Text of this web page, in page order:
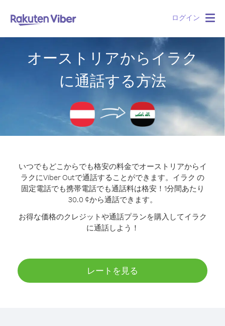
ログイン
オーストリアからイラク
に通話する方法
いつでもどこからでも格安の料金でオーストリアからイ
ラクにViber Outで通話することができます。 イラク の
固定電話でも携帯電話でも通話料は格安！1分間あたり
30.0 ¢から通話できます。
お得な価格のクレジットや通話プランを購入してイラク
に通話しよう！
レートを見る